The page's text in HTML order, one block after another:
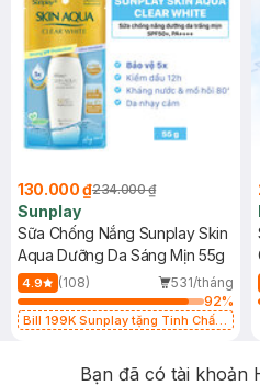
130.000 ₫234.000 ₫
Sunplay
Sữa Chống Nắng Sunplay Skin
Aqua Dưỡng Da Sáng Mịn 55g
4.9 (108)
531/tháng
92%
Bill 199K Sunplay tặng Tinh Chất
Bạn đã có tài khoản